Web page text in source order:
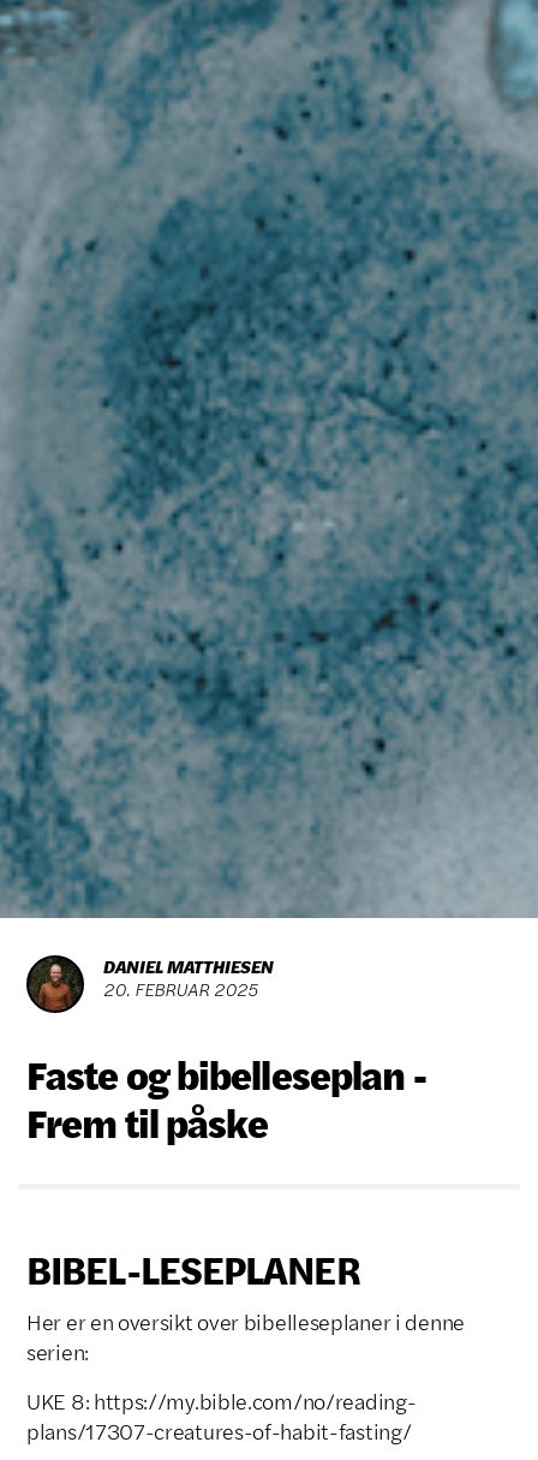
DANIEL MATTHIESEN
20. FEBRUAR 2025
Faste og bibelleseplan -
Frem til påske
BIBEL-LESEPLANER
Her er en oversikt over bibelleseplaner i denne
serien:
UKE 8: https://my.bible.com/no/reading-
plans/17307-creatures-of-habit-fasting/